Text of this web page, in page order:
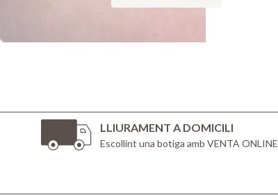
LLIURAMENT A DOMICILI
Escollint una botiga amb VENTA ONLINE